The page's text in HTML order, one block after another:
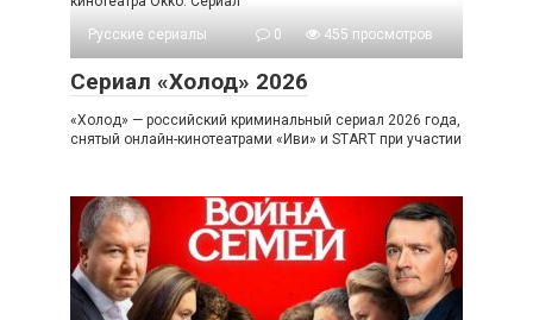
Русские сериалы
0 455 просмотров
Сериал «Холод» 2026
«Холод» — российский криминальный сериал 2026 года,
снятый онлайн-кинотеатрами «Иви» и START при участии